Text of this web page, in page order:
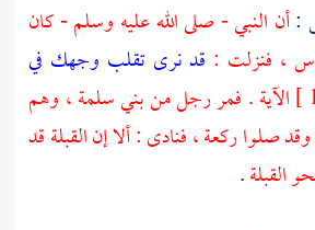
:أن النبي - صلى الله عليه وسلم - كان
، فنزلت : قد نرى تقلب وجهك في
بني سلمة، وهم
صلوا ركعة ، فنادى : ألا إن القبلة قد
القبلة.